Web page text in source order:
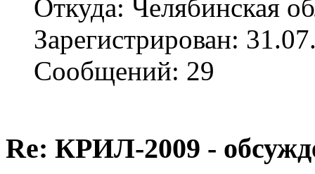
Откуда: Челябинская
Зарегистрирован:
Сообщений: 29
Re: КРИЛ-2009 -